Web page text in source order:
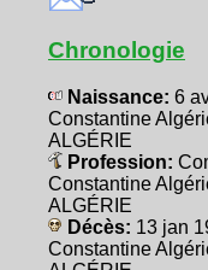
Chronologie
Naissance: 6
Constantine
ALGÉRIE
Profession:
Constantine
ALGÉRIE
Décès: 13 jan
Constantine